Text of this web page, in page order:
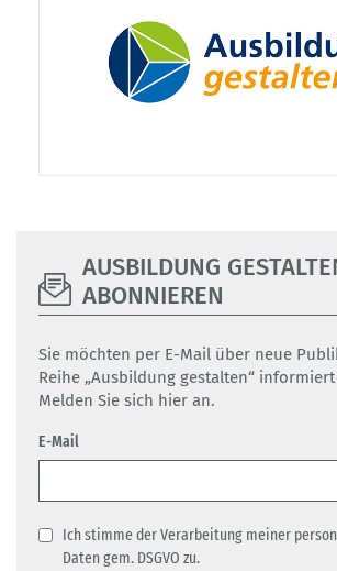
AUSBILDUNG
ABONNIEREN
Sie möchten per E-Mail über neue
Reihe „Ausbildung gestalten“
Melden Sie sich hier an.
E-Mail
Ich stimme der Verarbeitung meiner
Daten gem. DSGVO zu.